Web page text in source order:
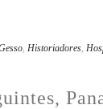
Historiadores